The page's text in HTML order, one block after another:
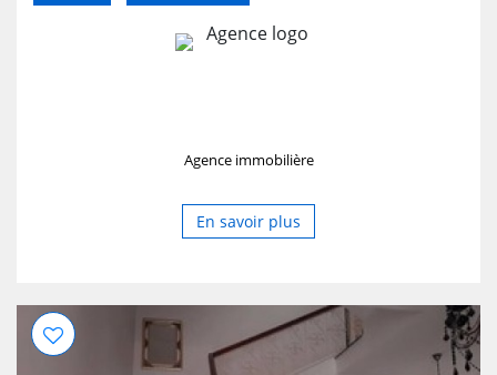
Agence immobilière
En savoir plus